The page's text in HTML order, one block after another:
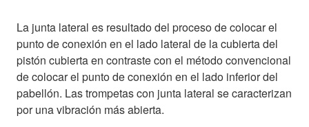
La junta lateral es resultado del proceso de colocar el
punto de conexión en el lado lateral de la cubierta del
pistón cubierta en contraste con el método convencional
de colocar el punto de conexión en el lado inferior del
pabellón. Las trompetas con junta lateral se caracterizan
por una vibración más abierta.